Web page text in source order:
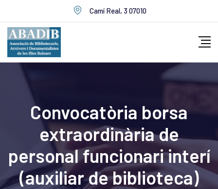
to
content
Camí Real, 3 07010
Convocatòria borsa
extraordinària de
personal funcionari interí
(auxiliar de biblioteca)